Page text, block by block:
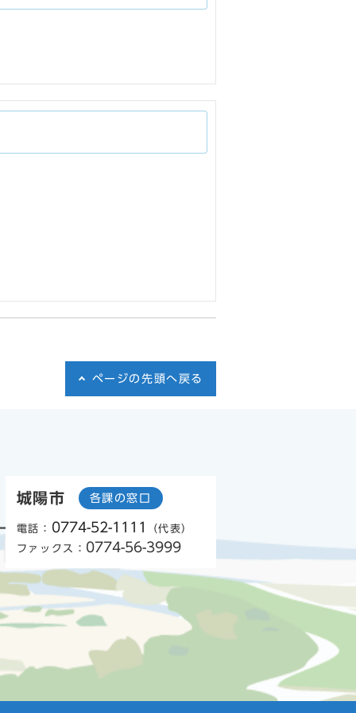
ページの先頭へ戻る
城陽市 各課の窓口
電話： 0774-52-1111
（代表）
ファックス： 0774-56-3999